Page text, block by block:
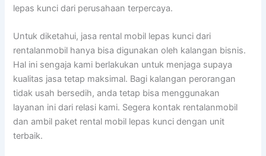
lepas kunci dari perusahaan terpercaya.
Untuk diketahui, jasa rental mobil lepas kunci dari
rentalanmobil hanya bisa digunakan oleh kalangan bisnis.
Hal ini sengaja kami berlakukan untuk menjaga supaya
kualitas jasa tetap maksimal. Bagi kalangan perorangan
tidak usah bersedih, anda tetap bisa menggunakan
layanan ini dari relasi kami. Segera kontak rentalanmobil
dan ambil paket rental mobil lepas kunci dengan unit
terbaik.